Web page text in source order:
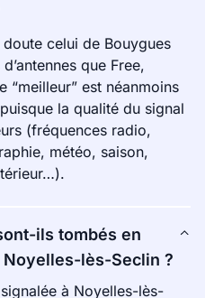
celui de Bouygues
que Free,
“meilleur” est néanmoins
la qualité du signal
(fréquences radio,
météo, saison,
ils tombés en
lès-Seclin ?
à Noyelles-lès-